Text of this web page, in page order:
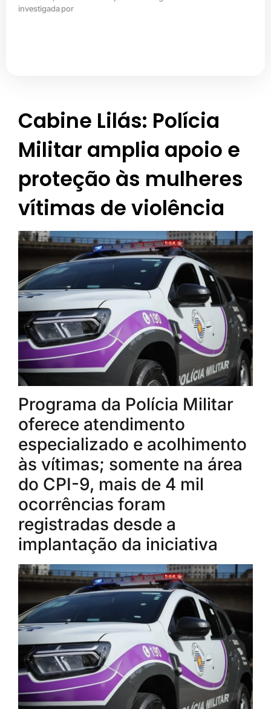
investigada por
Cabine Lilás: Polícia
Militar amplia apoio e
proteção às mulheres
vítimas de violência
Programa da Polícia Militar
oferece atendimento
especializado e acolhimento
às vítimas; somente na área
do CPI-9, mais de 4 mil
ocorrências foram
registradas desde a
implantação da iniciativa